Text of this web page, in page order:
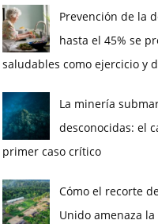
Prevención de la
hasta el 45% se
saludables como ejercicio y
La minería
desconocidas: el
primer caso crítico
Cómo el recorte
Unido amenaza